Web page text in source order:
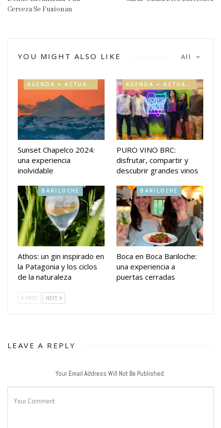
Cerveza Se Fusionan
All
YOU MIGHT ALSO LIKE
Sunset Chapelco 2024:
una experiencia
inolvidable
PURO VINO BRC:
disfrutar, compartir y
descubrir grandes vinos
BARILOCHE
Athos: un gin inspirado en
la Patagonia y los ciclos
de la naturaleza
BARILOCHE
Boca en Boca Bariloche:
una experiencia a
puertas cerradas
PREV NEXT
LEAVE A REPLY
Your Email Address Will Not Be Published.